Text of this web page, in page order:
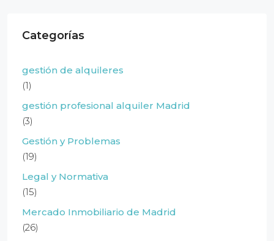
Categorías
gestión de alquileres
(1)
gestión profesional alquiler Madrid
(3)
Gestión y Problemas
(19)
Legal y Normativa
(15)
Mercado Inmobiliario de Madrid
(26)